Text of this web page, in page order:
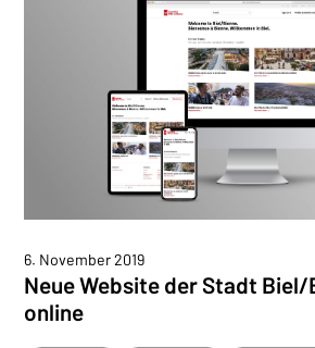
Neue Website der Stadt Biel/
online
6. November 2019